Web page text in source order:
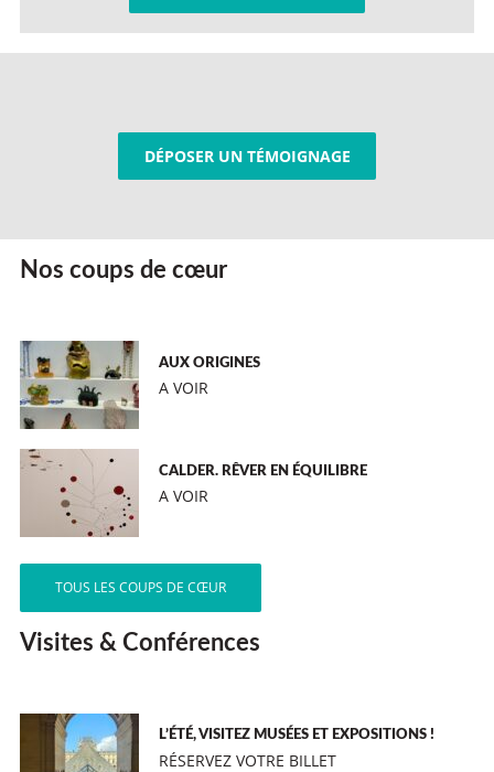
DÉPOSER UN TÉMOIGNAGE
Nos coups de cœur
AUX ORIGINES
A VOIR
CALDER. RÊVER EN ÉQUILIBRE
A VOIR
TOUS LES COUPS DE CŒUR
Visites & Conférences
L’ÉTÉ, VISITEZ MUSÉES ET EXPOSITIONS !
RÉSERVEZ VOTRE BILLET